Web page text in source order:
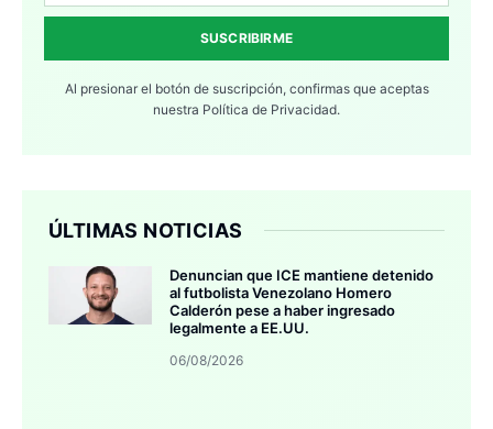
SUSCRIBIRME
Al presionar el botón de suscripción, confirmas que aceptas
nuestra Política de Privacidad.
ÚLTIMAS NOTICIAS
Denuncian que ICE mantiene detenido
al futbolista Venezolano Homero
Calderón pese a haber ingresado
legalmente a EE.UU.
06/08/2026